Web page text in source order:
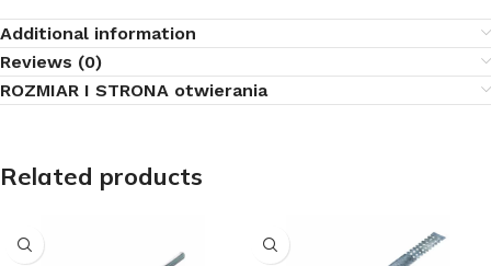
Additional information
Reviews (0)
ROZMIAR I STRONA otwierania
Related products